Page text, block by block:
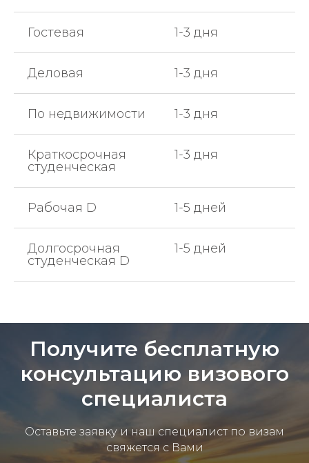
Гостевая 1-3 дня
Деловая 1-3 дня
По недвижимости 1-3 дня
Краткосрочная
студенческая
1-3 дня
Рабочая D 1-5 дней
Долгосрочная
студенческая D
1-5 дней
Получите бесплатную
консультацию визового
специалиста
Оставьте заявку и наш специалист по визам
свяжется с Вами